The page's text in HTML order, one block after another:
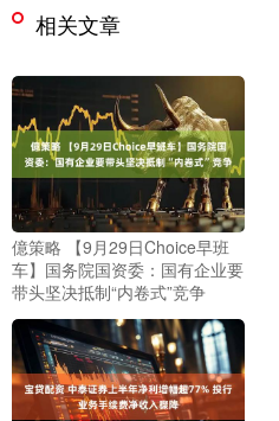
相关文章
億策略 【9月29日Choice早班
车】国务院国资委：国有企业要
带头坚决抵制“内卷式”竞争